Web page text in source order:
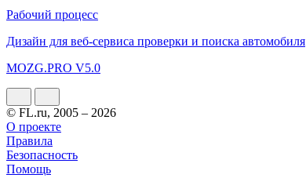
Рабочий процесс
Дизайн для веб-сервиса проверки и поиска автомобиля
MOZG.PRO V5.0
© FL.ru, 2005 – 2026
О проекте
Правила
Безопасность
Помощь